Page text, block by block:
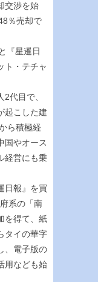
交渉を始
％売却で
『星暹日
ト・テチャ
代目で、
起こした建
ら積極経
国やオース
経営にも乗
日報』を買
系の「南
を得て、紙
タイの華字
、電子版の
用なども始